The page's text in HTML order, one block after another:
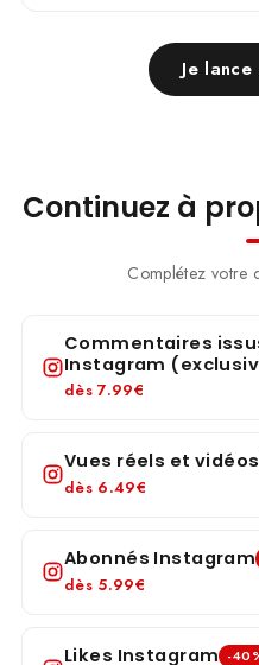
Je
Continuez à
Complétez votre
Commentaires
Instagram
dès7.99€
Vues réels et
dès 6.49€
Abonnés Instagram
dès 5.99€
Likes Instagram -